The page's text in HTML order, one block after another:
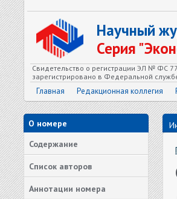
Научный
Серия
Свидетельство о регистрации ЭЛ № ФС
зарегистрировано в Федеральной
Главная Редакционная коллегия
О номере
Содержание
Список авторов
Аннотации номера